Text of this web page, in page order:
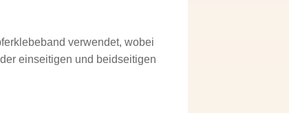
verwendet, wobei
einseitigen und beidseitigen